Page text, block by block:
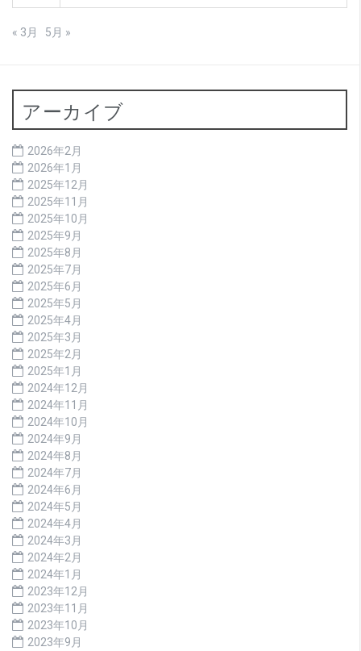
« 3月 5月 »
アーカイブ
2026年2月
2026年1月
2025年12月
2025年11月
2025年10月
2025年9月
2025年8月
2025年7月
2025年6月
2025年5月
2025年4月
2025年3月
2025年2月
2025年1月
2024年12月
2024年11月
2024年10月
2024年9月
2024年8月
2024年7月
2024年6月
2024年5月
2024年4月
2024年3月
2024年2月
2024年1月
2023年12月
2023年11月
2023年10月
2023年9月